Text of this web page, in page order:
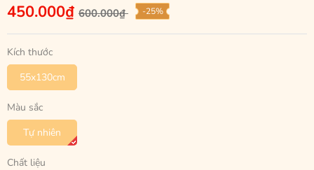
450.000₫ 600.000₫ -25%
Kích thước
55x130cm
Màu sắc
Tự nhiên
Chất liệu